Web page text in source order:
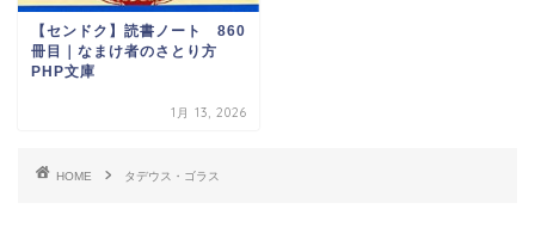
【センドク】読書ノート 860
冊目｜なまけ者のさとり方
PHP文庫
1月 13, 2026
HOME タデウス・ゴラス